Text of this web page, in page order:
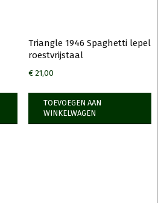
Triangle 1946 Spaghetti lepel
roestvrijstaal
€21,00
TOEVOEGEN AAN
WINKELWAGEN